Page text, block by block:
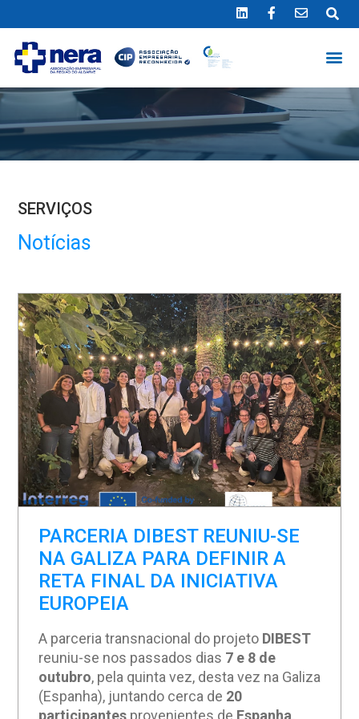
SERVIÇOS
Notícias
PARCERIA DIBEST REUNIU-SE
NA GALIZA PARA DEFINIR A
RETA FINAL DA INICIATIVA
EUROPEIA
A parceria transnacional do projeto DIBEST
reuniu-se nos passados dias 7 e 8 de
outubro, pela quinta vez, desta vez na Galiza
(Espanha), juntando cerca de 20
participantes provenientes de Espanha,